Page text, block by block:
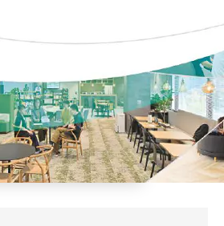
ォーム
要事項を入力し、「個人情報の取扱
ンをクリックしてください。